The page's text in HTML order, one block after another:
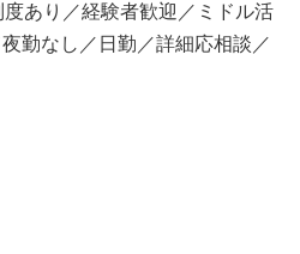
あり／経験者歓迎／ミドル活
勤なし／日勤／詳細応相談／